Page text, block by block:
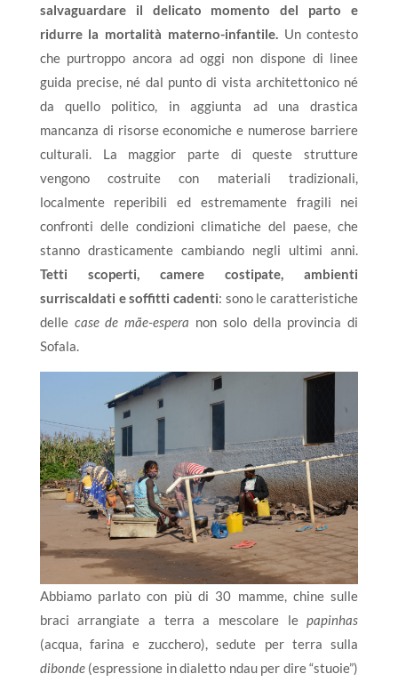
salvaguardare il delicato momento del parto e
ridurre la mortalità materno-infantile.Un contesto
che purtroppo ancora ad oggi non dispone di linee
guida precise, né dal punto di vista architettonico né
da quello politico, in aggiunta ad una drastica
mancanza di risorse economiche e numerose barriere
culturali. La maggior parte di queste strutture
vengono costruite con materiali tradizionali,
localmente reperibili ed estremamente fragili nei
confronti delle condizioni climatiche del paese, che
stanno drasticamente cambiando negli ultimi anni.
Tetti scoperti, camere costipate, ambienti
surriscaldati e soffitti cadenti: sono le caratteristiche
delle case de mãe-espera non solo della provincia di
Sofala.
Abbiamo parlato con più di 30 mamme, chine sulle
braci arrangiate a terra a mescolare lepapinhas
(acqua, farina e zucchero), sedute per terra sulla
dibonde(espressione in dialetto ndau per dire “stuoie”)